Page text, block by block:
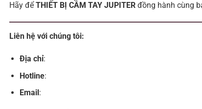
Hãy để THIẾT BỊ CẦM TAY JUPITER đồng hành cùng
Liên hệ với chúng tôi:
Địa chỉ:
Hotline:
Email: